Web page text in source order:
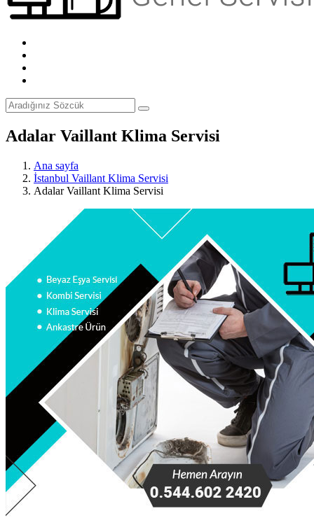
Adalar Vaillant Klima Servisi
Ana sayfa
İstanbul Vaillant Klima Servisi
Adalar Vaillant Klima Servisi